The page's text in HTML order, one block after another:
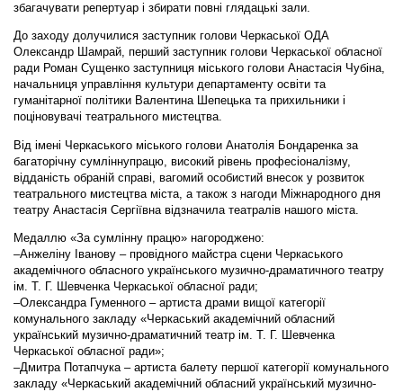
збагачувати репертуар і збирати повні глядацькі зали.
До заходу долучилися заступник голови Черкаської ОДА
Олександр Шамрай, перший заступник голови Черкаської обласної
ради Роман Сущенко заступниця міського голови Анастасія Чубіна,
начальниця управління культури департаменту освіти та
гуманітарної політики Валентина Шепецька та прихильники і
поціновувачі театрального мистецтва.
Від імені Черкаського міського голови Анатолія Бондаренка за
багаторічну сумліннупрацю, високий рівень професіоналізму,
відданість обраній справі, вагомий особистий внесок у розвиток
театрального мистецтва міста, а також з нагоди Міжнародного дня
театру Анастасія Сергіївна відзначила театралів нашого міста.
Медаллю «За сумлінну працю» нагороджено:
–Анжеліну Іванову – провідного майстра сцени Черкаського
академічного обласного українського музично-драматичного театру
ім. Т. Г. Шевченка Черкаської обласної ради;
–Олександра Гуменного – артиста драми вищої категорії
комунального закладу «Черкаський академічний обласний
український музично-драматичний театр ім. Т. Г. Шевченка
Черкаської обласної ради»;
–Дмитра Потапчука – артиста балету першої категорії комунального
закладу «Черкаський академічний обласний український музично-